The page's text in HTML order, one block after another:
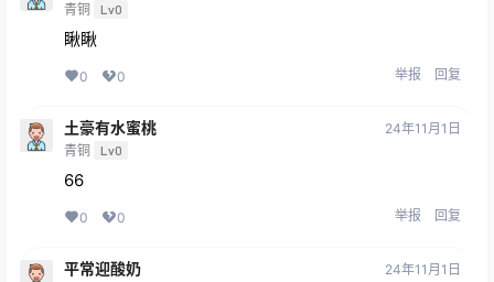
青铜 Lv0
瞅瞅
0 0 举报 回复
土豪有水蜜桃
青铜 Lv0
24年11月1日
66
0 0 举报 回复
平常迎酸奶 24年11月1日